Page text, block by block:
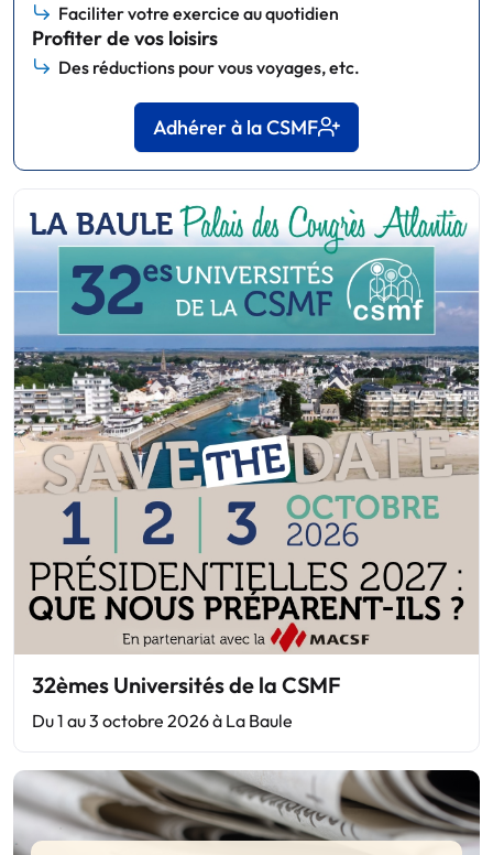
Faciliter votre exercice au quotidien
Profiter de vos loisirs
Des réductions pour vous voyages, etc.
Adhérer à la CSMF
32èmes Universités de la CSMF
Du 1 au 3 octobre 2026 à La Baule